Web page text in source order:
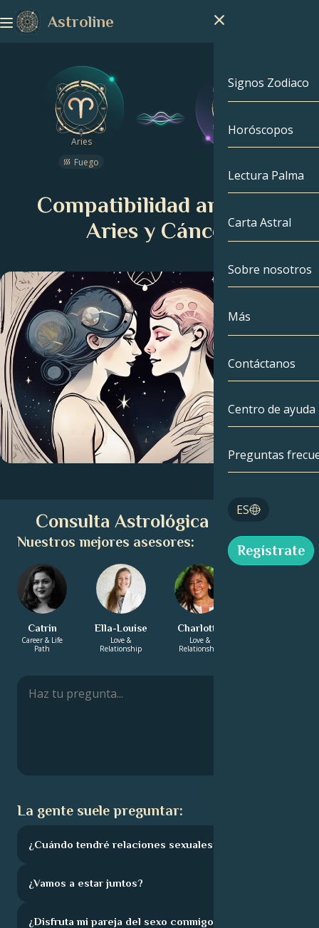
Astroline
Signos Zodiaco
Signos
Capricornio
Piscis
Aries
Tauro
Cáncer
Leo
Virgo
Sagitario
Horóscopos
Lectura Palma
Carta Astral
Carta Astral
Famosos
Sobre nosotros
Más
Tarot
Números de
Contáctanos
Centro de ayuda
Preguntas
ES
English
Regístrate
Aries
Fuego
Compatibilidad amorosa
Aries y Cáncer
Consulta Astrológica Gratuita
Nuestros mejores asesores:
Catrin
Career & Life
Path
Ella-Louise
Love &
Relationship
Charlotte
Love &
Relationship
La gente suele preguntar:
¿Cuándo tendré relaciones sexuales?
¿Vamos a estar juntos?
¿Disfruta mi pareja del sexo conmigo?